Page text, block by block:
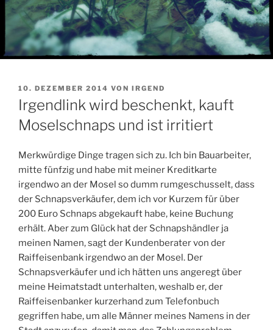
VERÖFFENTLICHT
AM
10. DEZEMBER 2014 VON IRGEND
Irgendlink wird beschenkt, kauft
Moselschnaps und ist irritiert
Merkwürdige Dinge tragen sich zu. Ich bin Bauarbeiter,
mitte fünfzig und habe mit meiner Kreditkarte
irgendwo an der Mosel so dumm rumgeschusselt, dass
der Schnapsverkäufer, dem ich vor Kurzem für über
200 Euro Schnaps abgekauft habe, keine Buchung
erhält. Aber zum Glück hat der Schnapshändler ja
meinen Namen, sagt der Kundenberater von der
Raiffeisenbank irgendwo an der Mosel. Der
Schnapsverkäufer und ich hätten uns angeregt über
meine Heimatstadt unterhalten, weshalb er, der
Raiffeisenbanker kurzerhand zum Telefonbuch
gegriffen habe, um alle Männer meines Namens in der